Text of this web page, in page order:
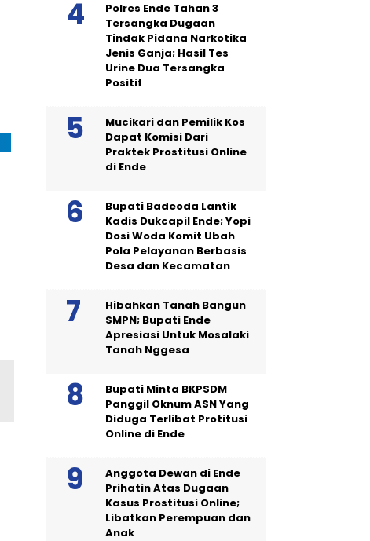
Polres Ende Tahan 3
Tersangka Dugaan
Tindak Pidana Narkotika
Jenis Ganja; Hasil Tes
Urine Dua Tersangka
Positif
Mucikari dan Pemilik Kos
Dapat Komisi Dari
Praktek Prostitusi Online
di Ende
Bupati Badeoda Lantik
Kadis Dukcapil Ende; Yopi
Dosi Woda Komit Ubah
Pola Pelayanan Berbasis
Desa dan Kecamatan
Hibahkan Tanah Bangun
SMPN; Bupati Ende
Apresiasi Untuk Mosalaki
Tanah Nggesa
Bupati Minta BKPSDM
Panggil Oknum ASN Yang
Diduga Terlibat Protitusi
Online di Ende
Anggota Dewan di Ende
Prihatin Atas Dugaan
Kasus Prostitusi Online;
Libatkan Perempuan dan
Anak